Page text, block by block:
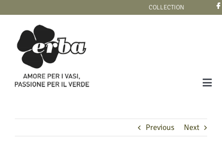
content
COLLECTION
Previous Next